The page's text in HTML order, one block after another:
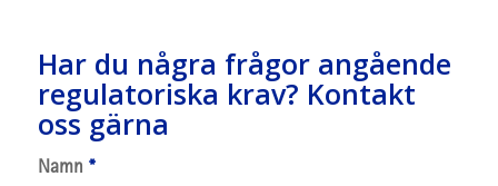
Har du några frågor angående
regulatoriska krav? Kontakt
oss gärna
Namn *